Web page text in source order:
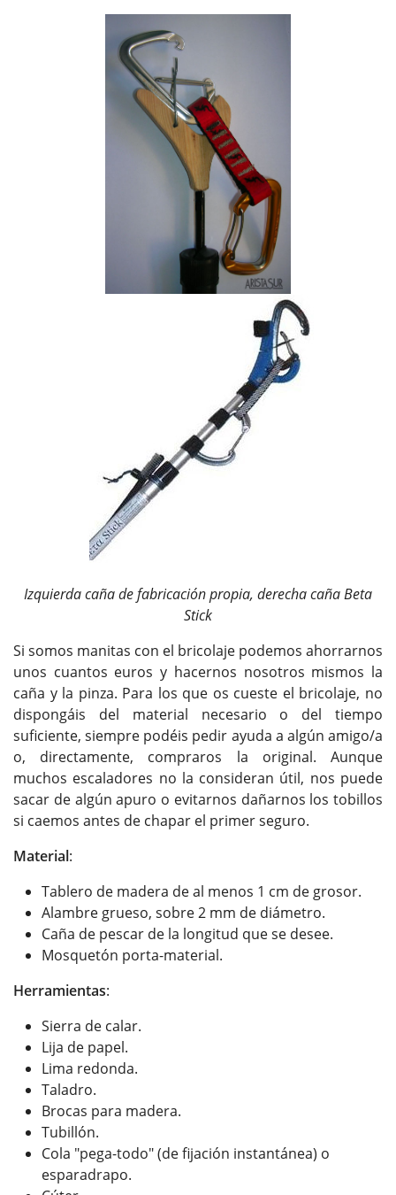
Izquierda caña de fabricación propia, derecha caña Beta
Stick
Si somos manitas con el bricolaje podemos ahorrarnos
unos cuantos euros y hacernos nosotros mismos la
caña y la pinza. Para los que os cueste el bricolaje, no
dispongáis del material necesario o del tiempo
suficiente, siempre podéis pedir ayuda a algún amigo/a
o, directamente, compraros la original. Aunque
muchos escaladores no la consideran útil, nos puede
sacar de algún apuro o evitarnos dañarnos los tobillos
si caemos antes de chapar el primer seguro.
Material:
Tablero de madera de al menos 1 cm de grosor.
Alambre grueso, sobre 2 mm de diámetro.
Caña de pescar de la longitud que se desee.
Mosquetón porta-material.
Herramientas:
Sierra de calar.
Lija de papel.
Lima redonda.
Taladro.
Brocas para madera.
Tubillón.
Cola "pega-todo" (de fijación instantánea) o
esparadrapo.